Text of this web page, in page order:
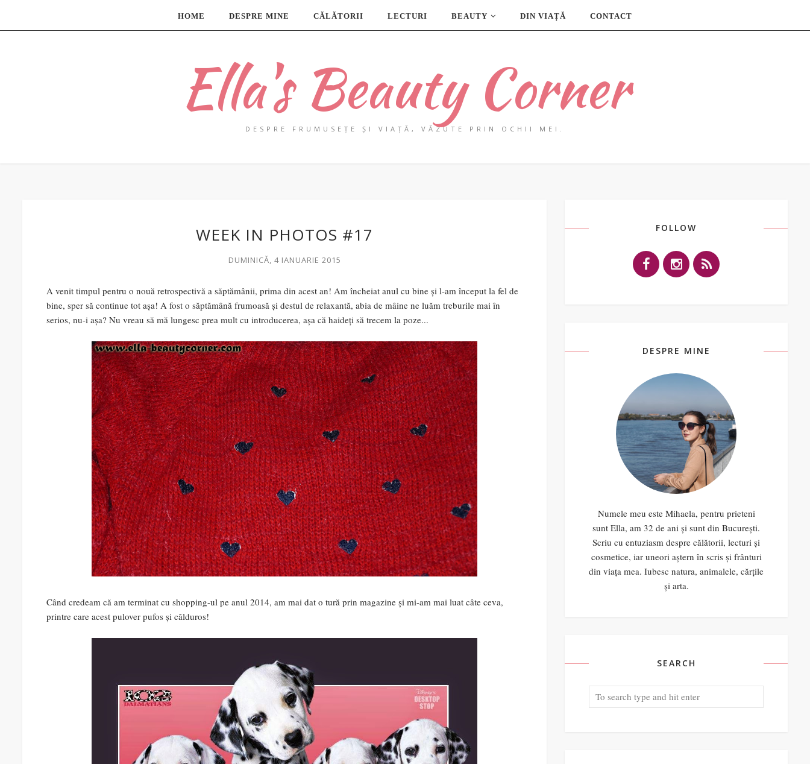
HOME DESPRE MINE CĂLĂTORII LECTURI BEAUTY DIN VIAȚĂ CONTACT
Ella's Beauty Corner
DESPRE FRUMUSEȚE ȘI VIAȚĂ, VĂZUTE PRIN OCHII MEI.
WEEK IN PHOTOS #17
DUMINICĂ, 4 IANUARIE 2015
A venit timpul pentru o nouă retrospectivă a săptămânii, prima din acest an! Am încheiat anul cu bine și l-am început la fel de
bine, sper să continue tot așa! A fost o săptămână frumoasă și destul de relaxantă, abia de mâine ne luăm treburile mai în
serios, nu-i așa? Nu vreau să mă lungesc prea mult cu introducerea, așa că haideți să trecem la poze...
Când credeam că am terminat cu shopping-ul pe anul 2014, am mai dat o tură prin magazine și mi-am mai luat câte ceva,
printre care acest pulover pufos și călduros!
FOLLOW
DESPRE MINE
Numele meu este Mihaela, pentru prieteni
sunt Ella, am 32 de ani și sunt din București.
Scriu cu entuziasm despre călătorii, lecturi și
cosmetice, iar uneori aștern în scris și frânturi
din viața mea. Iubesc natura, animalele, cărțile
și arta.
SEARCH